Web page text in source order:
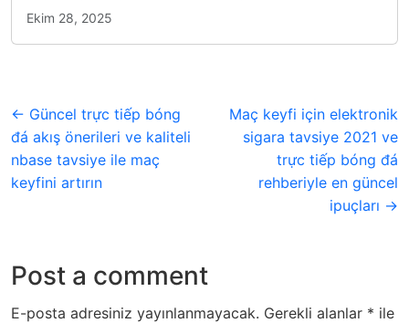
Ekim 28, 2025
← Güncel trực tiếp bóng
đá akış önerileri ve kaliteli
nbase tavsiye ile maç
keyfini artırın
Maç keyfi için elektronik
sigara tavsiye 2021 ve
trực tiếp bóng đá
rehberiyle en güncel
ipuçları →
Post a comment
E-posta adresiniz yayınlanmayacak. Gerekli alanlar * ile